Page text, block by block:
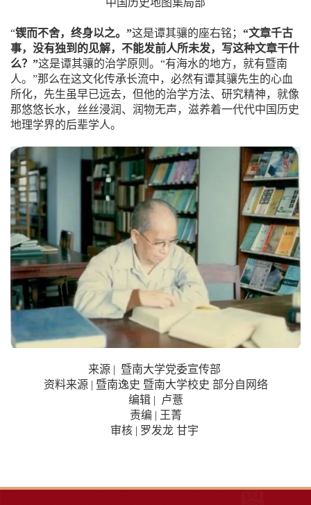
中国历史地图集局部
“锲而不舍，终身以之。”这是谭其骧的座右铭； “文章千古
事，没有独到的见解，不能发前人所未发，写这种文章干什
么？”这是谭其骧的治学原则。“有海水的地方，就有暨南
人。”那么在这文化传承长流中，必然有谭其骧先生的心血
所化，先生虽早已远去，但他的治学方法、研究精神，就像
那悠悠长水，丝丝浸润、润物无声，滋养着一代代中国历史
地理学界的后辈学人。
来源
暨南大学党委宣传部
资料来源
暨南逸史 暨南大学校史 部分自网络
编辑
卢薏
责编
王菁
审核
罗发龙 甘宇